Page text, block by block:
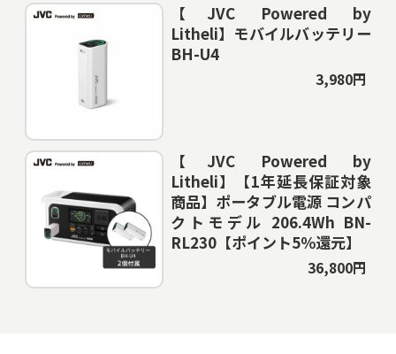
【JVC Powered by
Litheli】モバイルバッテリー
BH-U4
3,980円
【JVC Powered by
Litheli】【1年延長保証対象
商品】ポータブル電源 コンパ
クトモデル 206.4Wh BN-
RL230【ポイント5％還元】
36,800円